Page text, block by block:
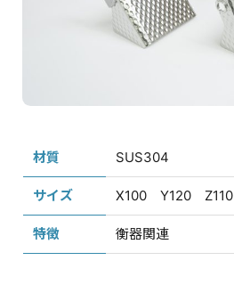
材質 SUS304
サイズ X100 Y120 Z110
特徴 衡器関連